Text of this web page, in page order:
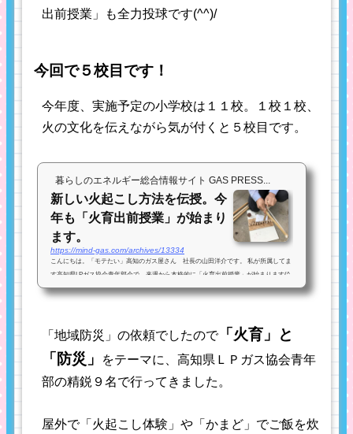
出前授業」も全力投球です(^^)/
今回で５校目です！
今年度、実施予定の小学校は１１校。１校１校、
火の文化を伝えながら気が付くと５校目です。
暮らしのエネルギー総合情報サイト GAS PRESS...
新しい火起こし方法を伝授。今
年も「火育出前授業」が始まり
ます。
https://mind-gas.com/archives/13334
こんにちは。「モテたい」高知のガス屋さん 社長の山田洋介です。 私が所属してま
す高知県LPガス協会青年部会で、来週から本格的に「火育出前授業」が始まります(^
^)/4月より募集を開始したところ、６月時点で１３校の応募がありました。（ありが
「地域防災」の依頼でしたので「火育」と
「防災」
をテーマに、高知県ＬＰガス協会青年
部の精鋭９名で行ってきました。
屋外で「火起こし体験」や「かまど」でご飯を炊